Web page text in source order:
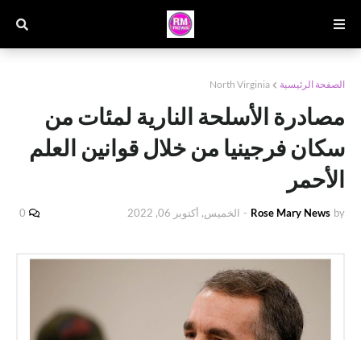
الصفحة الرئيسية North Virginia
مصادرة الأسلحة النارية لمئات من
سكان فرجينيا من خلال قوانين العلم
الأحمر
by
Rose Mary News
- الخميس, أكتوبر 06, 2022 0